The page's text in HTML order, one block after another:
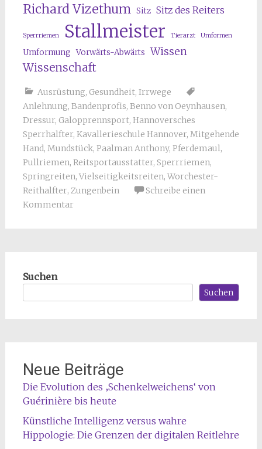
Richard Vizethum Sitz Sitz des Reiters
Sperrriemen Stallmeister Tierarzt Umformen
Umformung Vorwärts-Abwärts Wissen
Wissenschaft
Ausrüstung, Gesundheit, Irrwege
Anlehnung, Bandenprofis, Benno von Oeynhausen,
Dressur, Galopprennsport, Hannoversches
Sperrhalfter, Kavallerieschule Hannover, Mitgehende
Hand, Mundstück, Paalman Anthony, Pferdemaul,
Pullriemen, Reitsportausstatter, Sperrriemen,
Springreiten, Vielseitigkeitsreiten, Worchester-
Reithalfter, Zungenbein
Schreibe einen
Kommentar
Suchen
Suchen
Neue Beiträge
Die Evolution des ‚Schenkelweichens‘ von
Guérinière bis heute
Künstliche Intelligenz versus wahre
Hippologie: Die Grenzen der digitalen Reitlehre